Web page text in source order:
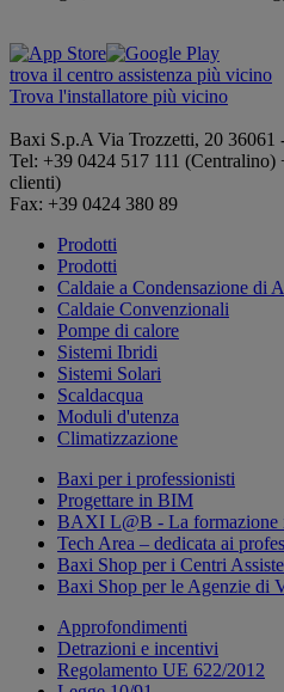
trova il centro assistenza più vicino
Trova l'installatore più vicino
Baxi S.p.A Via Trozzetti, 20 36061
Tel: +39 0424 517 111
clienti)
Fax: +39 0424 380 89
Prodotti
Prodotti
Caldaie a Condensazione di
Caldaie Convenzionali
Pompe di calore
Sistemi Ibridi
Sistemi Solari
Scaldacqua
Moduli d'utenza
Climatizzazione
Baxi per i professionisti
Progettare in BIM
BAXI L@B - La formazione
Tech Area – dedicata ai
Baxi Shop per i Centri
Baxi Shop per le Agenzie di
Approfondimenti
Detrazioni e incentivi
Regolamento UE 622/2012